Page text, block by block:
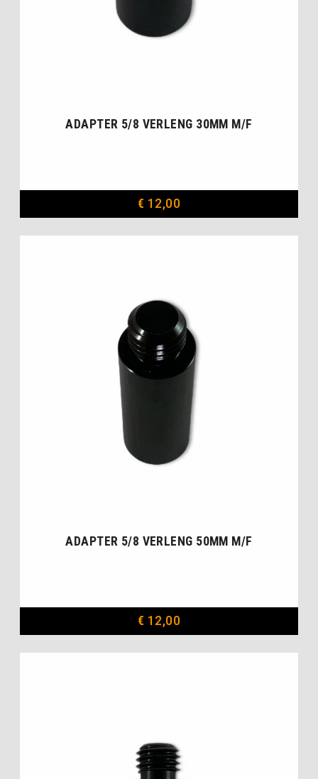
ADAPTER 5/8 VERLENG 30MM M/F
€ 12,00
ADAPTER 5/8 VERLENG 50MM M/F
€ 12,00